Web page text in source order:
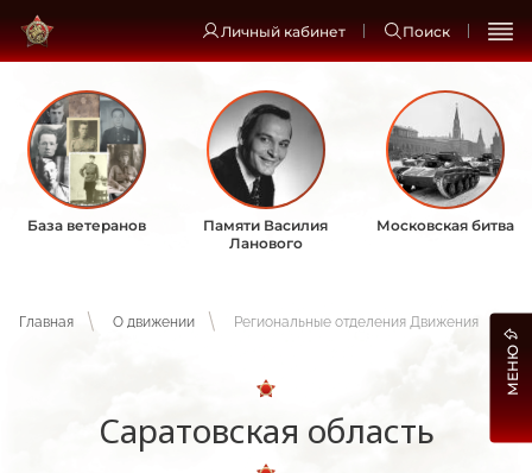
Личный кабинет Поиск
База ветеранов
Памяти Василия
Ланового
Московская битва
Главная О движении Региональные отделения Движения
Саратовская область
МЕНЮ